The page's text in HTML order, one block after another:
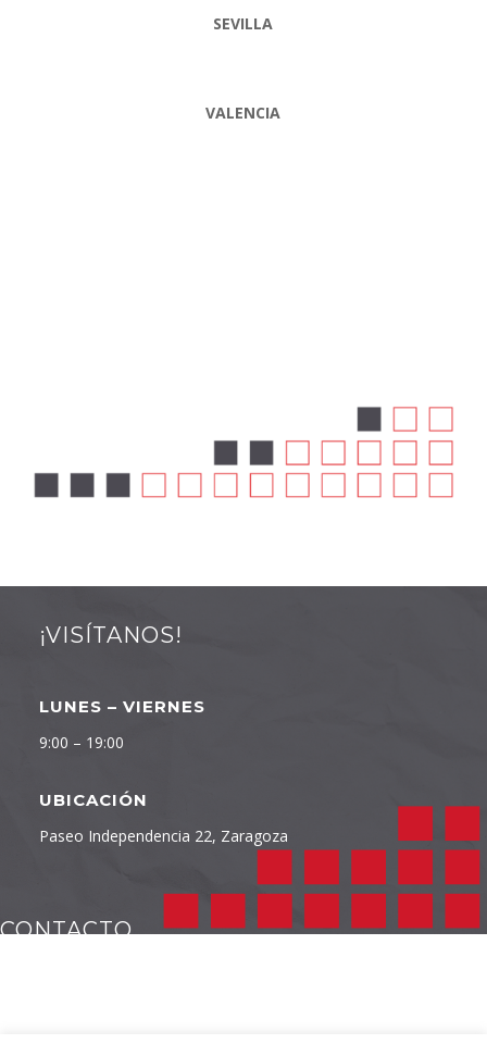
SEVILLA
VALENCIA
¡VISÍTANOS!
LUNES – VIERNES
9:00 – 19:00
UBICACIÓN
Paseo Independencia 22, Zaragoza
CONTACTO